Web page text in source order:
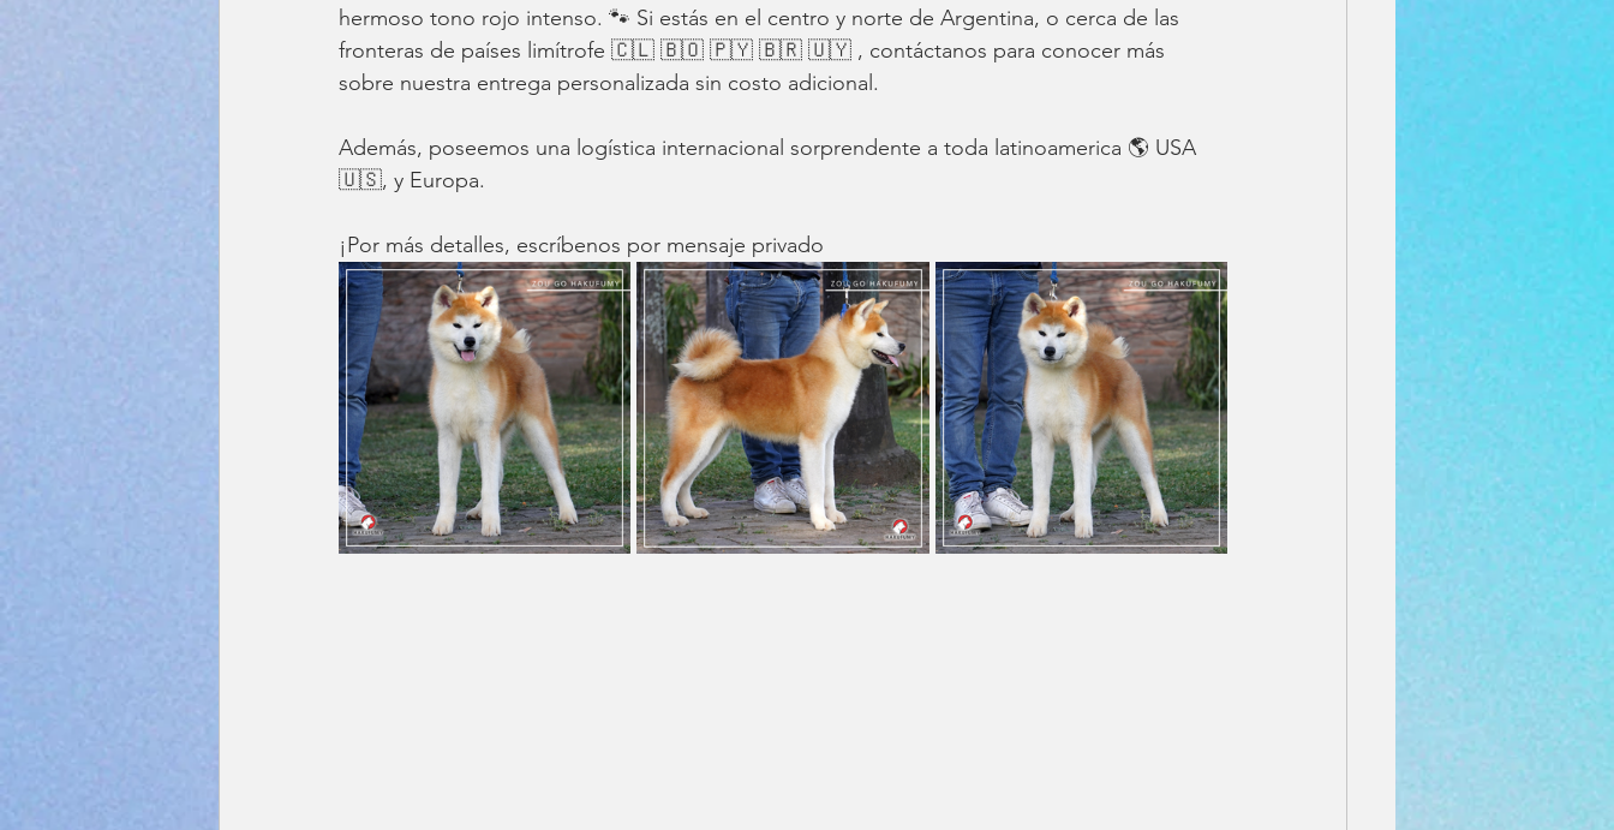
hermoso tono rojo intenso. 🐾 Si estás en el centro y norte de Argentina, o cerca de las
fronteras de países limítrofe 🇨🇱 🇧🇴 🇵🇾 🇧🇷 🇺🇾 , contáctanos para conocer más
sobre nuestra entrega personalizada sin costo adicional.
Además, poseemos una logística internacional sorprendente a toda latinoamerica 🌎 USA
🇺🇸, y Europa.
¡Por más detalles, escríbenos por mensaje privado